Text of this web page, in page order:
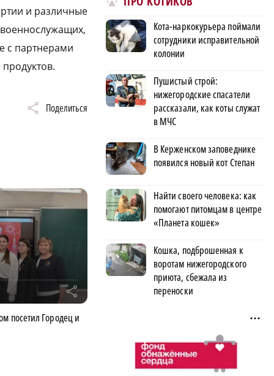
и различные
с партнерами
Поделиться
r
посетил Городец и
Кота-наркокурьера поймали
сотрудники исправительной
колонии
Пушистый строй:
нижегородские спасатели
рассказали, как коты служат
в МЧС
В Керженском заповеднике
появился новый кот Степан
Найти своего человека: как
помогают питомцам в центре
«Планета кошек»
Кошка, подброшенная к
воротам нижегородского
приюта, сбежала из
переноски